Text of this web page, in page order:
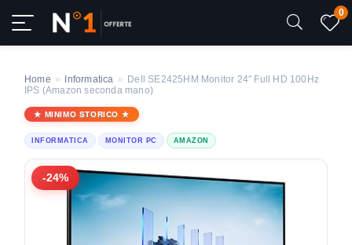
0
Home » Informatica » Dell SE2425HM Monitor 24″ Full HD 100Hz
IPS (Amazon seconda mano)
MINIMO STORICO
INFORMATICA MONITOR PC AMAZON
-24%